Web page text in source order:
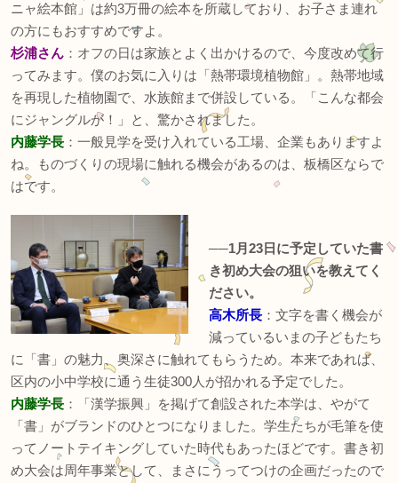
ニャ絵本館」は約3万冊の絵本を所蔵しており、お子さま連れ
の方にもおすすめですよ。
杉浦さん ：オフの日は家族とよく出かけるので、今度改めて行
ってみます。僕のお気に入りは「熱帯環境植物館」。熱帯地域
を再現した植物園で、水族館まで併設している。「こんな都会
にジャングルが！」と、驚かされました。
内藤学長 ：一般見学を受け入れている工場、企業もありますよ
ね。ものづくりの現場に触れる機会があるのは、板橋区ならで
はです。
──1月23日に予定していた書
き初め大会の狙いを教えてく
ださい。
高木所長：文字を書く機会が
減っているいまの子どもたち
に「書」の魅力、奥深さに触れてもらうため。本来であれば、
区内の小中学校に通う生徒300人が招かれる予定でした。
内藤学長 ：「漢学振興」を掲げて創設された本学は、やがて
「書」がブランドのひとつになりました。学生たちが毛筆を使
ってノートテイキングしていた時代もあったほどです。書き初
め大会は周年事業として、まさにうってつけの企画だったので